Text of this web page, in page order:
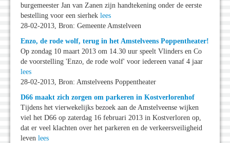
burgemeester Jan van Zanen zijn handtekening onder de eerste
bestelling voor een sierhek lees
28-02-2013, Bron: Gemeente Amstelveen
Enzo, de rode wolf, terug in het Amstelveens Poppentheater!
Op zondag 10 maart 2013 om 14.30 uur speelt Vlinders en Co
de voorstelling 'Enzo, de rode wolf' voor iedereen vanaf 4 jaar
lees
28-02-2013, Bron: Amstelveens Poppentheater
D66 maakt zich zorgen om parkeren in Kostverlorenhof
Tijdens het vierwekelijks bezoek aan de Amstelveense wijken
viel het D66 op zaterdag 16 februari 2013 in Kostverloren op,
dat er veel klachten over het parkeren en de verkeersveiligheid
leven lees